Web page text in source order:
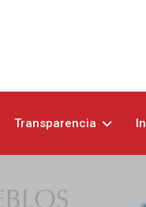
Transparencia